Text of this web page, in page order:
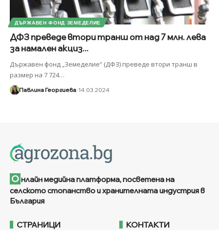
ДЪРЖАВЕН ФОНД ЗЕМЕДЕЛИЕ
ДФЗ преведе втори транш от над 7 млн. лева
за намален акциз...
Държавен фонд „Земеделие“ (ДФЗ) преведе втори транш в
размер на 7 724…
Павлина Георгиева 14.03.2024
О нлайн медийна платформа, посветена на
селското стопанство и хранителната индустрия в
България
СТРАНИЦИ КОНТАКТИ